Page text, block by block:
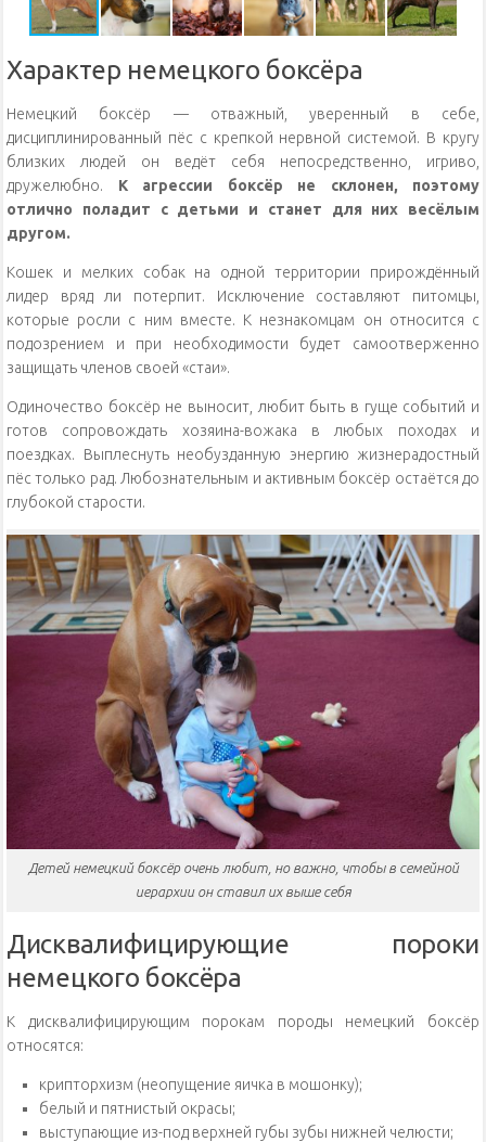
Характер немецкого боксёра
Немецкий боксёр — отважный, уверенный в себе,
дисциплинированный пёс с крепкой нервной системой. В кругу
близких людей он ведёт себя непосредственно, игриво,
дружелюбно. К агрессии боксёр не склонен, поэтому
отлично поладит с детьми и станет для них весёлым
другом.
Кошек и мелких собак на одной территории прирождённый
лидер вряд ли потерпит. Исключение составляют питомцы,
которые росли с ним вместе. К незнакомцам он относится с
подозрением и при необходимости будет самоотверженно
защищать членов своей «стаи».
Одиночество боксёр не выносит, любит быть в гуще событий и
готов сопровождать хозяина-вожака в любых походах и
поездках. Выплеснуть необузданную энергию жизнерадостный
пёс только рад. Любознательным и активным боксёр остаётся до
глубокой старости.
Детей немецкий боксёр очень любит, но важно, чтобы в семейной
иерархии он ставил их выше себя
Дисквалифицирующие пороки
немецкого боксёра
К дисквалифицирующим порокам породы немецкий боксёр
относятся:
крипторхизм (неопущение яичка в мошонку);
белый и пятнистый окрасы;
выступающие из-под верхней губы зубы нижней челюсти;